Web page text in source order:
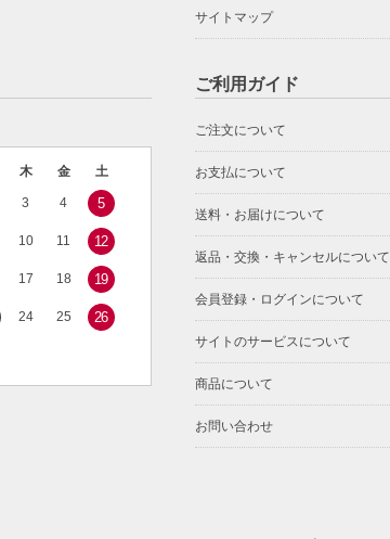
サイトマップ
木 金 土
3 4 5
10 11 12
17 18 19
24 25 26
ご利用ガイド
ご注文について
お支払について
送料・お届けについて
返品・交換・キャンセルについて
会員登録・ログインについて
サイトのサービスについて
商品について
お問い合わせ